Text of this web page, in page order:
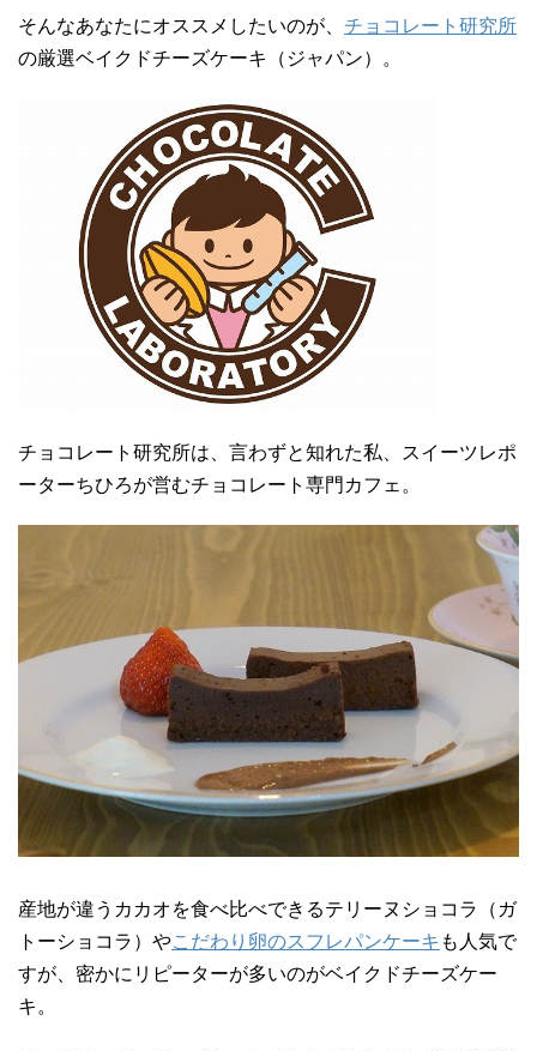
そんなあなたにオススメしたいのが、 チョコレート研究所
の厳選ベイクドチーズケーキ（ジャパン）。
チョコレート研究所は、言わずと知れた私、スイーツレポ
ーターちひろが営むチョコレート専門カフェ。
産地が違うカカオを食べ比べできるテリーヌショコラ（ガ
トーショコラ）やこだわり卵のスフレパンケーキ も人気で
すが、密かにリピーターが多いのがベイクドチーズケー
キ。